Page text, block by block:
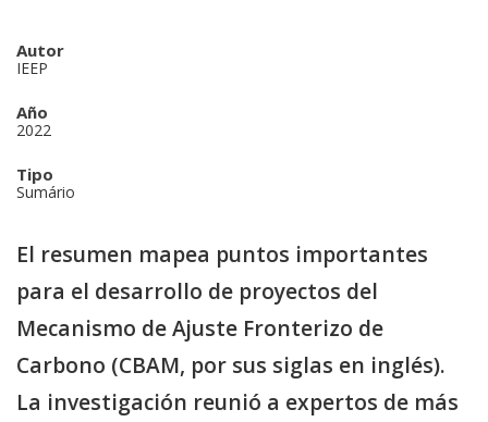
Autor
IEEP
Año
2022
Tipo
Sumário
El resumen mapea puntos importantes
para el desarrollo de proyectos del
Mecanismo de Ajuste Fronterizo de
Carbono (CBAM, por sus siglas en inglés).
La investigación reunió a expertos de más